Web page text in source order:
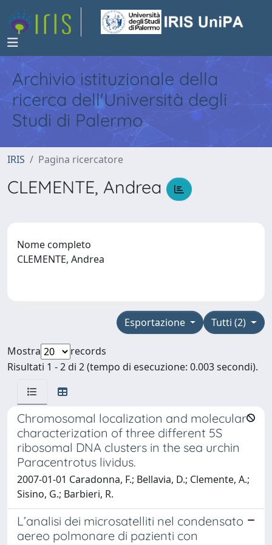
Archivio istituzionale della
ricerca dell'Università degli
Studi di Palermo
IRIS Pagina ricercatore
CLEMENTE, Andrea
Nome completo
CLEMENTE, Andrea
Tutti (2)
Esportazione
Mostra
records
Risultati 1 - 2 di 2 (tempo di esecuzione: 0.003 secondi).
Chromosomal localization and molecular
characterization of three different 5S
ribosomal DNA clusters in the sea urchin
Paracentrotus lividus.
2007-01-01 Caradonna, F.; Bellavia, D.; Clemente, A.;
Sisino, G.; Barbieri, R.
L’analisi dei microsatelliti nel condensato
aereo polmonare di pazienti con